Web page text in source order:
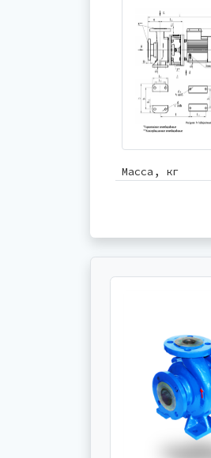
Масса, кг